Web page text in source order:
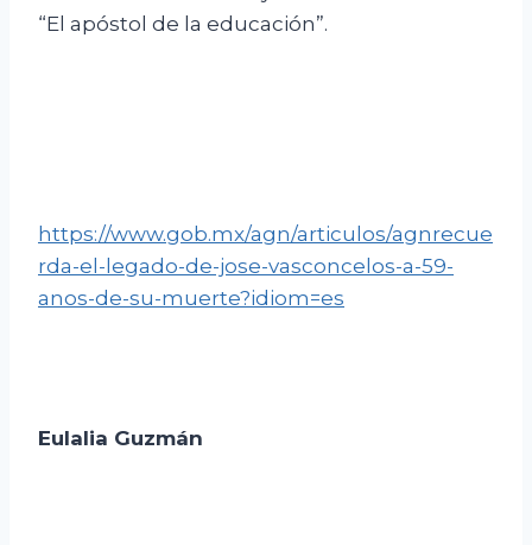
“El apóstol de la educación”.
https://www.gob.mx/agn/articulos/agnrecue
rda-el-legado-de-jose-vasconcelos-a-59-
anos-de-su-muerte?idiom=es
Eulalia Guzmán